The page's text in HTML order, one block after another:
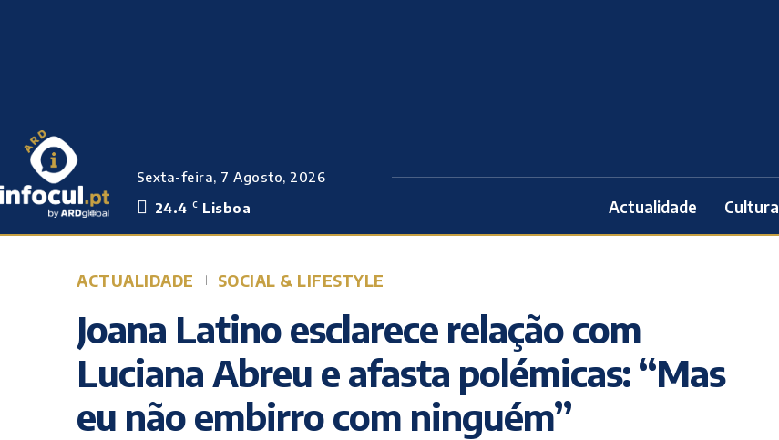
Sexta-feira, 7 Agosto, 2026
24.4 C Lisboa Actualidade Cultura
ACTUALIDADE SOCIAL & LIFESTYLE
Joana Latino esclarece relação com
Luciana Abreu e afasta polémicas: “Mas
eu não embirro com ninguém”